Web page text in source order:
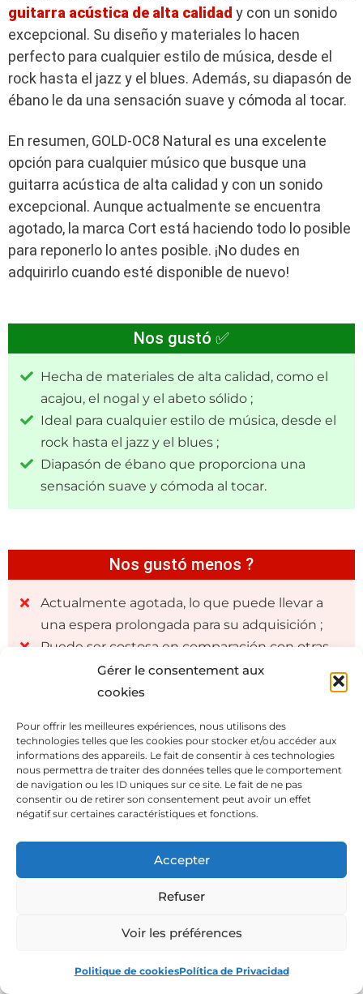
Gérer le consentement aux
cookies
Pour offrir les meilleures expériences, nous utilisons des
technologies telles que les cookies pour stocker et/ou accéder aux
informations des appareils. Le fait de consentir à ces technologies
nous permettra de traiter des données telles que le comportement
de navigation ou les ID uniques sur ce site. Le fait de ne pas
consentir ou de retirer son consentement peut avoir un effet
négatif sur certaines caractéristiques et fonctions.
Accepter
Refuser
Voir les préférences
Politique de cookiesPolítica de Privacidad
guitarra acústica de alta calidad y con un sonido
excepcional. Su diseño y materiales lo hacen
perfecto para cualquier estilo de música, desde el
rock hasta el jazz y el blues. Además, su diapasón de
ébano le da una sensación suave y cómoda al tocar.
En resumen, GOLD-OC8 Natural es una excelente
opción para cualquier músico que busque una
guitarra acústica de alta calidad y con un sonido
excepcional. Aunque actualmente se encuentra
agotado, la marca Cort está haciendo todo lo posible
para reponerlo lo antes posible. ¡No dudes en
adquirirlo cuando esté disponible de nuevo!
Nos gustó ✅
Hecha de materiales de alta calidad, como el
acajou, el nogal y el abeto sólido ;
Ideal para cualquier estilo de música, desde el
rock hasta el jazz y el blues ;
Diapasón de ébano que proporciona una
sensación suave y cómoda al tocar.
Nos gustó menos ?
Actualmente agotada, lo que puede llevar a
una espera prolongada para su adquisición ;
Puede ser costosa en comparación con otras
guitarras acústicas de menor calidad.
y permitir este contenido